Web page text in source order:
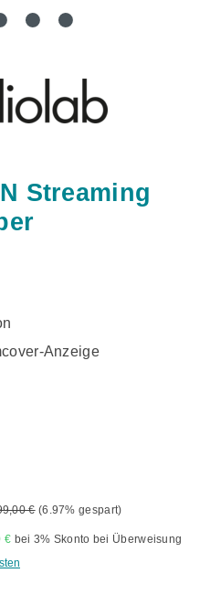
Streaming
Anzeige
€ (6.97% gespart)
€ bei 3% Skonto bei Überweisung